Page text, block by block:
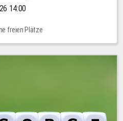
14:00
freien Plätze